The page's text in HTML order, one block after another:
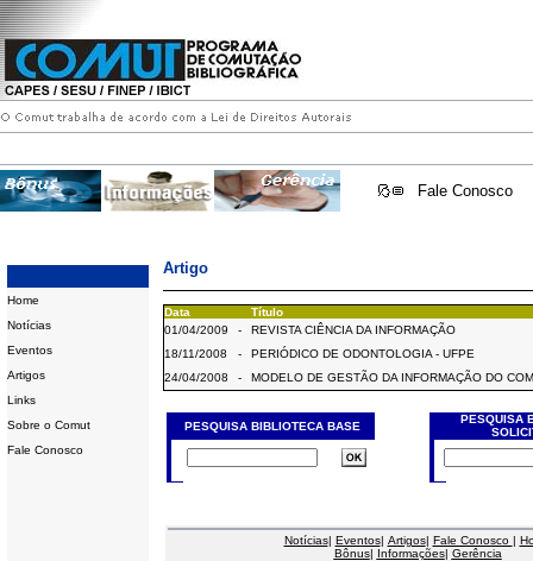
Fale Conosco
Home
Notícias
Eventos
Artigos
Links
Sobre o Comut
Fale Conosco
Artigo
Data
Título
01/04/2009
-
REVISTA CIÊNCIA DA INFORMAÇÃO
18/11/2008
-
PERIÓDICO DE ODONTOLOGIA - UFPE
24/04/2008
- MODELO DE GESTÃO DA INFORMAÇÃO DO
PESQUISA BIBLIOTECA BASE
PESQUISA
Notícias| Eventos| Artigos| Fale Conosco |
Bônus| Informações| Gerência